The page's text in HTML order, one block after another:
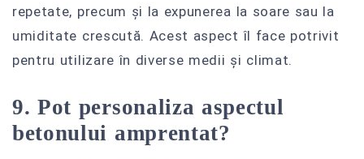
repetate, precum și la expunerea la soare sau la
umiditate crescută. Acest aspect îl face potrivit
pentru utilizare în diverse medii și climat.
9. Pot personaliza aspectul
betonului amprentat?